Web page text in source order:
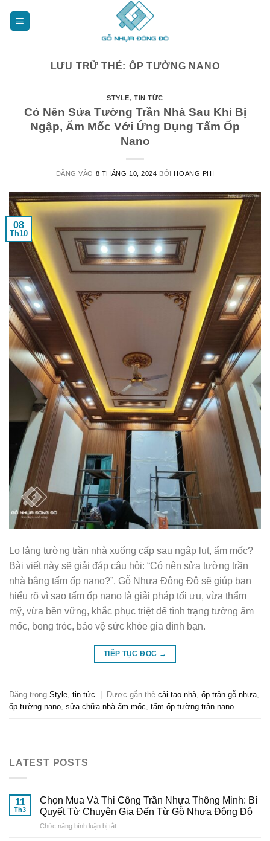
LƯU TRỮ THẺ: ỐP TƯỜNG NANO
STYLE, TIN TỨC
Có Nên Sửa Tường Trần Nhà Sau Khi Bị
Ngập, Ẩm Mốc Với Ứng Dụng Tấm Ốp
Nano
ĐĂNG VÀO 8 THÁNG 10, 2024 BỞIHOANG PHI
08
Th10
Lo lắng tường trần nhà xuống cấp sau ngập lụt, ẩm mốc?
Bài viết này sẽ giải đáp câu hỏi: “Có nên sửa tường trần
nhà bằng tấm ốp nano?”. Gỗ Nhựa Đông Đô sẽ giúp bạn
hiểu rõ vì sao tấm ốp nano là giải pháp tối ưu, vừa thẩm
mỹ, vừa bền vững, khắc phục triệt để tình trạng tường ẩm
mốc, bong tróc, bảo vệ sức khỏe gia đình bạn.
TIẾP TỤC ĐỌC →
Đăng trong Style, tin tức Được gắn thẻ cải tạo nhà, ốp trần gỗ nhựa,
ốp tường nano, sửa chữa nhà ẩm mốc, tấm ốp tường trần nano
LATEST POSTS
11
Th3
Chọn Mua Và Thi Công Trần Nhựa Thông Minh: Bí
Quyết Từ Chuyên Gia Đến Từ Gỗ Nhựa Đông Đô
Chức năng bình luận bị tắtở